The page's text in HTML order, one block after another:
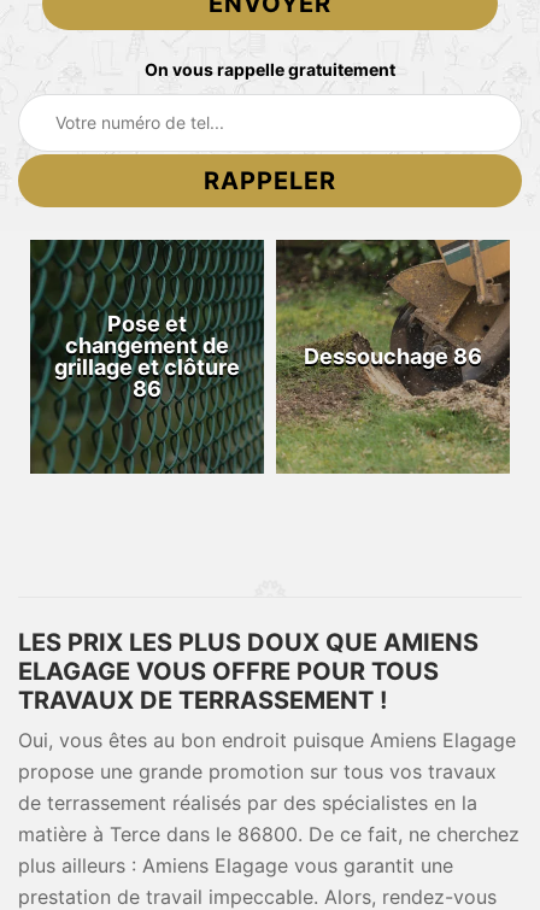
On vous rappelle gratuitement
Pose et
changement de
grillage et clôture
86
Dessouchage 86
LES PRIX LES PLUS DOUX QUE AMIENS
ELAGAGE VOUS OFFRE POUR TOUS
TRAVAUX DE TERRASSEMENT !
Oui, vous êtes au bon endroit puisque Amiens Elagage
propose une grande promotion sur tous vos travaux
de terrassement réalisés par des spécialistes en la
matière à Terce dans le 86800. De ce fait, ne cherchez
plus ailleurs : Amiens Elagage vous garantit une
prestation de travail impeccable. Alors, rendez-vous